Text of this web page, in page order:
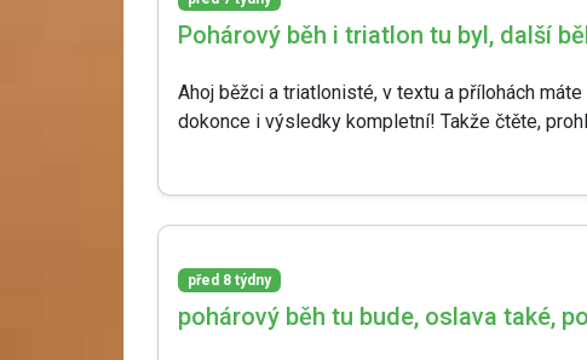
Pohárový běh i triatlon tu byl, další
Ahoj běžci a triatlonisté, v textu a přílohách
dokonce i výsledky kompletní! Takže čtěte,
před 8 týdny
pohárový běh tu bude, oslava také,